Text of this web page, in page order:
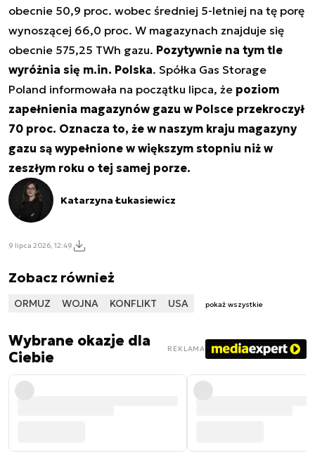
obecnie 50,9 proc. wobec średniej 5-letniej na tę porę
wynoszącej 66,0 proc. W magazynach znajduje się
obecnie 575,25 TWh gazu. Pozytywnie na tym tle
wyróżnia się m.in. Polska. Spółka Gas Storage
Poland informowała na początku lipca, że poziom
zapełnienia magazynów gazu w Polsce przekroczył
70 proc. Oznacza to, że w naszym kraju magazyny
gazu są wypełnione w większym stopniu niż w
zeszłym roku o tej samej porze.
Katarzyna Łukasiewicz
9 lipca 2026, 12:49
Zobacz również
ORMUZ WOJNA KONFLIKT USA pokaż wszystkie
Wybrane okazje dla
Ciebie
REKLAMA